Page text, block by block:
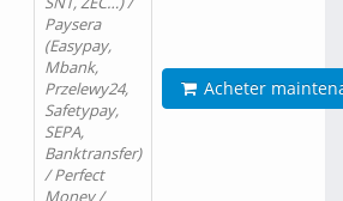
Paysera
(Easypay,
Mbank,
Przelewy24,
Safetypay,
SEPA,
Banktransfer)
/ Perfect
Money /
Acheter